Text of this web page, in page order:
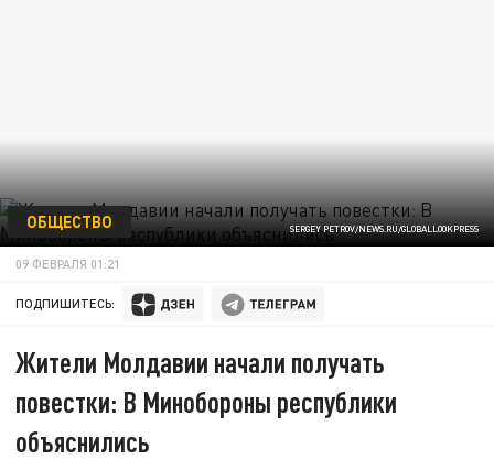
SERGEY PETROV/NEWS.RU/GLOBALLOOKPRESS
ОБЩЕСТВО
09 ФЕВРАЛЯ 01:21
ПОДПИШИТЕСЬ:
Жители Молдавии начали получать
повестки: В Минобороны республики
объяснились